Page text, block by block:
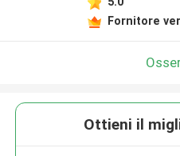
Fornitore
Ottieni il